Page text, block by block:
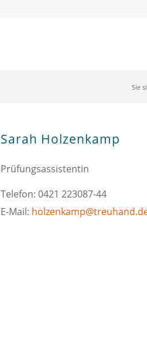
Sie
Sarah Holzenkamp
Prüfungsassistentin
Telefon: 0421 223087-44
E-Mail: